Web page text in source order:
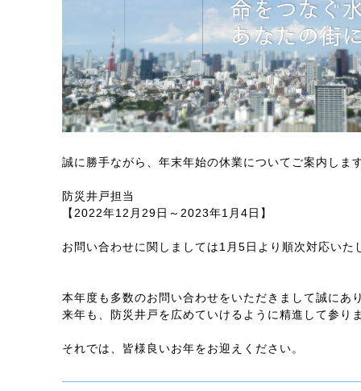
誠に勝手ながら、年末年始の休業についてご案内しま
防災井戸担当
【2022年12月29日～2023年1月4日】
お問い合わせに関しましては1月5日より順次対応いた
本年度も多数のお問い合わせをいただきまして誠にあ
来年も、防災井戸を広めていけるように精進して参り
それでは、皆様良いお年をお迎えください。